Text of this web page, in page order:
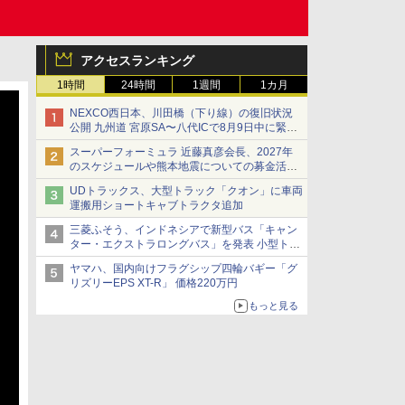
アクセスランキング
1時間 24時間 1週間 1カ月
NEXCO西日本、川田橋（下り線）の復旧状況
公開 九州道 宮原SA〜八代ICで8月9日中に緊急
車両を通行可能に
スーパーフォーミュラ 近藤真彦会長、2027年
のスケジュールや熊本地震についての募金活動
を紹介
UDトラックス、大型トラック「クオン」に車両
運搬用ショートキャブトラクタ追加
三菱ふそう、インドネシアで新型バス「キャン
ター・エクストラロングバス」を発表 小型トラ
ックベースの観光・旅客輸送向けバス
ヤマハ、国内向けフラグシップ四輪バギー「グ
リズリーEPS XT-R」 価格220万円
もっと見る